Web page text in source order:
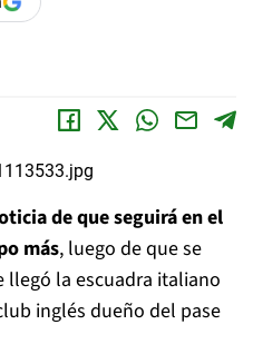
de que seguirá en el
más, luego de que se
llegó la escuadra italiano
inglés dueño del pase